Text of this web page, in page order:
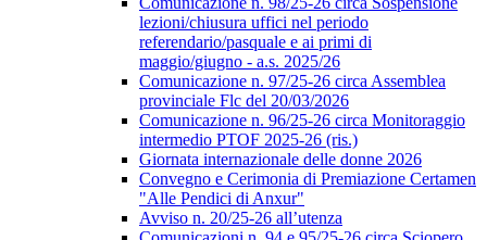
lezioni/chiusura uffici nel periodo
referendario/pasquale e ai primi di
maggio/giugno - a.s. 2025/26
Comunicazione n. 97/25-26 circa Assemblea
provinciale Flc del 20/03/2026
Comunicazione n. 96/25-26 circa Monitoraggio
intermedio PTOF 2025-26 (ris.)
Giornata internazionale delle donne 2026
Convegno e Cerimonia di Premiazione Certamen
"Alle Pendici di Anxur"
Avviso n. 20/25-26 all’utenza